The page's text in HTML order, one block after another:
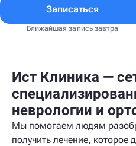
Записаться
Ближайшая запись завтра
Ист Клиника —
неврологии и
Мы помогаем людям
получить лечение, которое